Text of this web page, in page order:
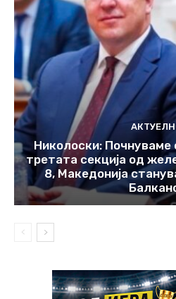
Николоски: Почнуваме
третата секција од
8, Македонија